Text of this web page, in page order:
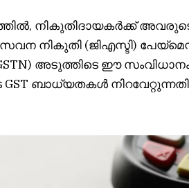
നികുതിദായകർക്ക് അവരുടെ
നികുതി (ജിഎസ്ടി)
അടുത്തിടെ ഈ സംവിധാനം
ബാധ്യതകൾ